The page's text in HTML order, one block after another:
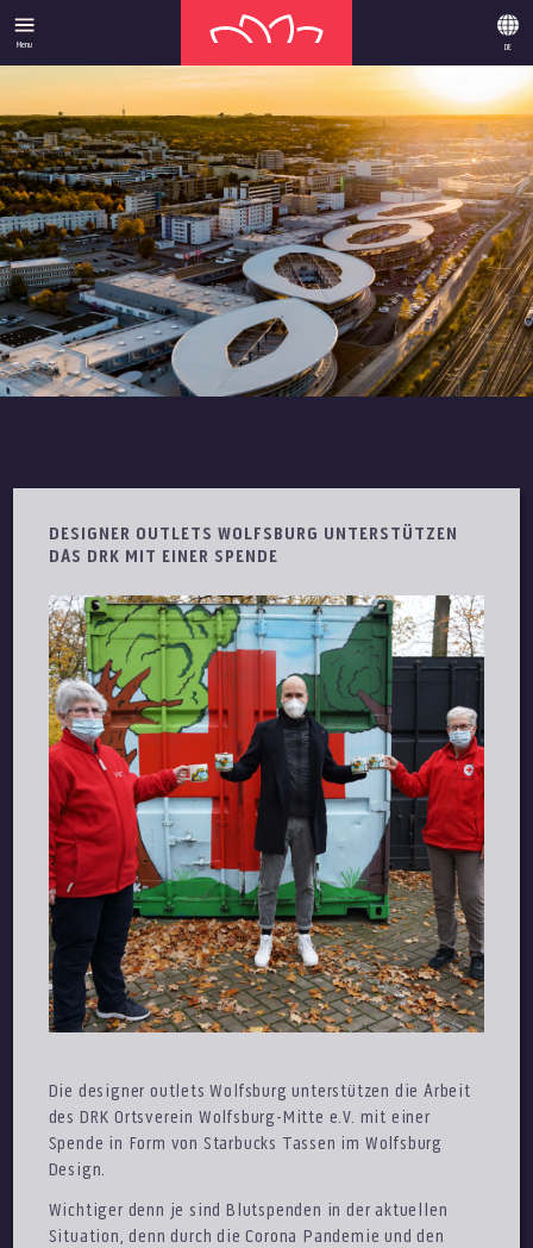
Menu DE
DESIGNER OUTLETS WOLFSBURG UNTERSTÜTZEN
DAS DRK MIT EINER SPENDE
Die designer outlets Wolfsburg unterstützen die Arbeit
des DRK Ortsverein Wolfsburg-Mitte e.V. mit einer
Spende in Form von Starbucks Tassen im Wolfsburg
Design.
Wichtiger denn je sind Blutspenden in der aktuellen
Situation, denn durch die Corona Pandemie und den